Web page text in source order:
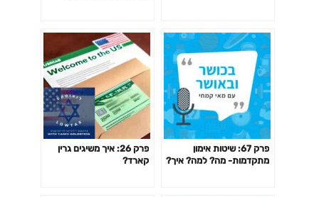
שלך?
פרק 67: שיטות אימון
מתקדמות- מה? למה? איך?
פרק 26: איך משיגים גרין
קארד?